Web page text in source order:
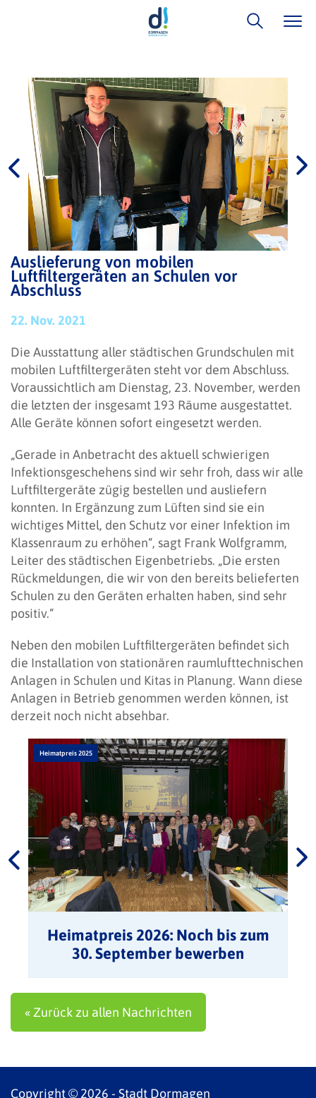
Auslieferung von mobilen
Luftfiltergeräten an Schulen vor
Abschluss
22. Nov. 2021
Die Ausstattung aller städtischen Grundschulen mit
mobilen Luftfiltergeräten steht vor dem Abschluss.
Voraussichtlich am Dienstag, 23. November, werden
die letzten der insgesamt 193 Räume ausgestattet.
Alle Geräte können sofort eingesetzt werden.
„Gerade in Anbetracht des aktuell schwierigen
Infektionsgeschehens sind wir sehr froh, dass wir alle
Luftfiltergeräte zügig bestellen und ausliefern
konnten. In Ergänzung zum Lüften sind sie ein
wichtiges Mittel, den Schutz vor einer Infektion im
Klassenraum zu erhöhen“, sagt Frank Wolfgramm,
Leiter des städtischen Eigenbetriebs. „Die ersten
Rückmeldungen, die wir von den bereits belieferten
Schulen zu den Geräten erhalten haben, sind sehr
positiv.“
Neben den mobilen Luftfiltergeräten befindet sich
die Installation von stationären raumlufttechnischen
Anlagen in Schulen und Kitas in Planung. Wann diese
Anlagen in Betrieb genommen werden können, ist
derzeit noch nicht absehbar.
Heimatpreis 2025
Heimatpreis 2026: Noch bis zum
30. September bewerben
« Zurück zu allen Nachrichten
Copyright © 2026 - Stadt Dormagen